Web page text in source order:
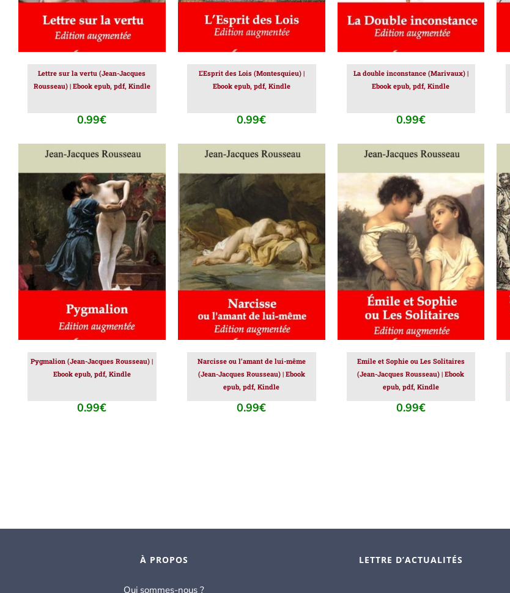
Lettre sur la vertu (Jean-Jacques
Rousseau) | Ebook epub, pdf, Kindle
0.99€
L’Esprit des Lois (Montesquieu) |
Ebook epub, pdf, Kindle
0.99€
La double inconstance (Marivaux) |
Ebook epub, pdf, Kindle
0.99€
AJOUTER AU PANIER
/
DÉTAILS
Pygmalion (Jean-Jacques Rousseau) |
Ebook epub, pdf, Kindle
0.99€
AJOUTER AU PANIER
/
DÉTAILS
Narcisse ou l’amant de lui-même
(Jean-Jacques Rousseau) | Ebook
epub, pdf, Kindle
0.99€
AJOUTER AU PANIER
/
DÉTAILS
Emile et Sophie ou Les Solitaires
(Jean-Jacques Rousseau) | Ebook
epub, pdf, Kindle
0.99€
À PROPOS
Qui sommes-nous ?
LETTRE D’ACTUALITÉS